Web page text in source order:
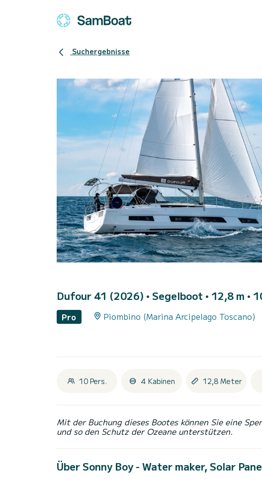
Suchergebnisse
Dufour 41 (2026) • Segelboot • 12,8 m •
Pro Piombino (Marina Arcipelago Toscano)
10 Pers. 4 Kabinen 12,8 Meter
Mit der Buchung dieses Bootes können Sie eine
und so den Schutz der Ozeane unterstützen.
Über Sonny Boy - Water maker, Solar